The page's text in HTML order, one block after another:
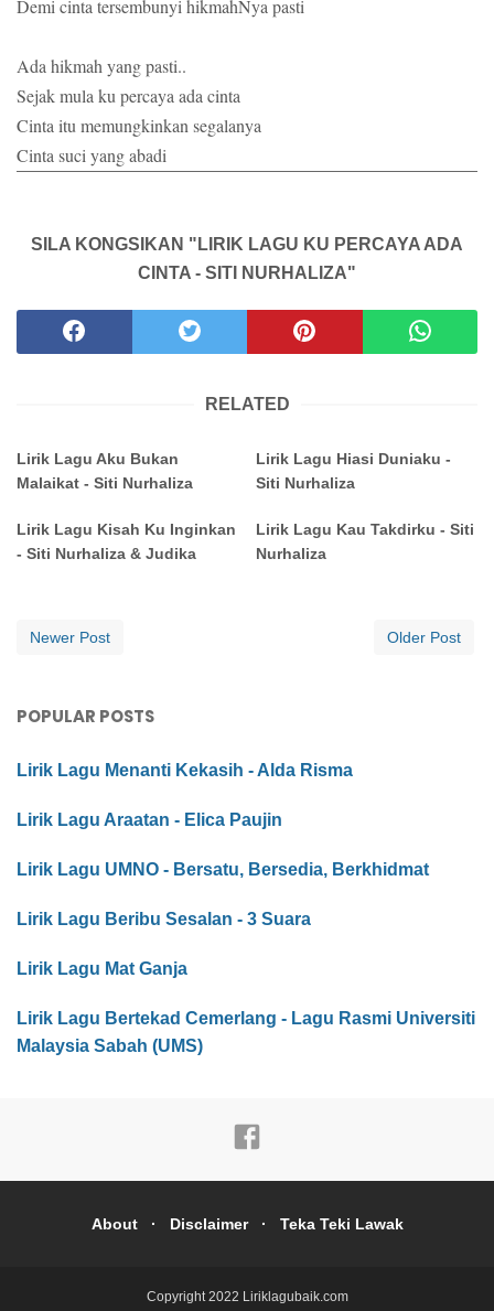
Demi cinta tersembunyi hikmahNya pasti
Ada hikmah yang pasti..
Sejak mula ku percaya ada cinta
Cinta itu memungkinkan segalanya
Cinta suci yang abadi
SILA KONGSIKAN "LIRIK LAGU KU PERCAYA ADA
CINTA - SITI NURHALIZA"
RELATED
Lirik Lagu Aku Bukan
Malaikat - Siti Nurhaliza
Lirik Lagu Hiasi Duniaku -
Siti Nurhaliza
Lirik Lagu Kisah Ku Inginkan
- Siti Nurhaliza & Judika
Lirik Lagu Kau Takdirku - Siti
Nurhaliza
Newer Post Older Post
POPULAR POSTS
Lirik Lagu Menanti Kekasih - Alda Risma
Lirik Lagu Araatan - Elica Paujin
Lirik Lagu UMNO - Bersatu, Bersedia, Berkhidmat
Lirik Lagu Beribu Sesalan - 3 Suara
Lirik Lagu Mat Ganja
Lirik Lagu Bertekad Cemerlang - Lagu Rasmi Universiti
Malaysia Sabah (UMS)
About Disclaimer Teka Teki Lawak
Copyright 2022 Liriklagubaik.com